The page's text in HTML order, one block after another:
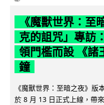
《魔獸世界：至
克的詛咒」專訪
領門檻而設 《諸
鐘
《魔獸世界：至暗之夜》
於 8 月 13 日正式上線，帶